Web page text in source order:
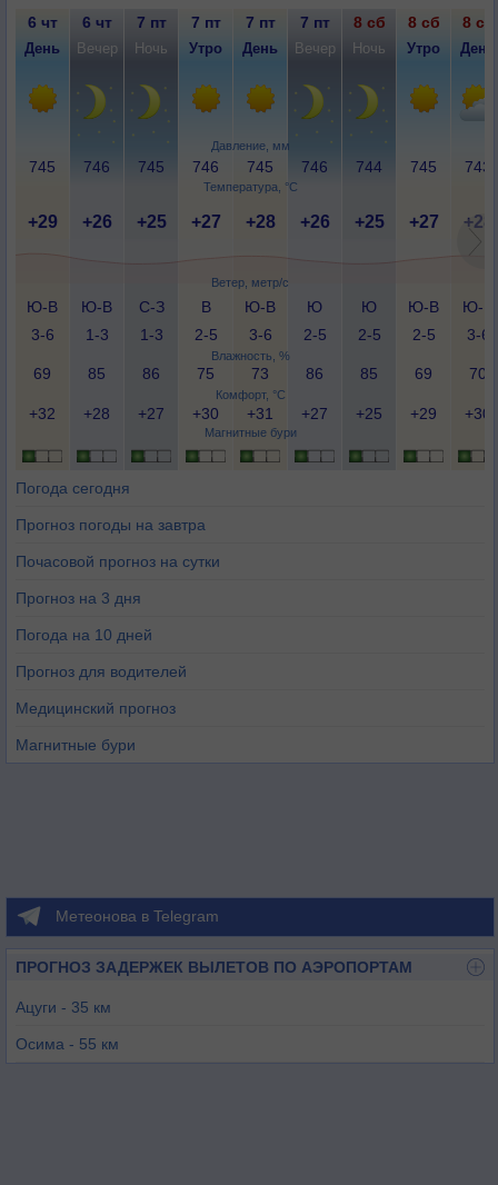
Давление, мм
Температура, °C
Ветер, метр/с
Влажность, %
Комфорт, °C
Магнитные бури
6 чт 6 чт 7 пт 7 пт 7 пт 7 пт 8 сб 8 сб 8 сб
День Вечер Ночь Утро День Вечер Ночь Утро День
745 746 745 746 745 746 744 745 743
+29 +26 +25 +27 +28 +26 +25 +27 +28
Ю-В
3-6
Ю-В
1-3
С-З
1-3
В
2-5
Ю-В
3-6
Ю
2-5
Ю
2-5
Ю-В
2-5
Ю-В
3-6
69 85 86 75 73 86 85 69 70
+32 +28 +27 +30 +31 +27 +25 +29 +30
Погода сегодня
Прогноз погоды на завтра
Почасовой прогноз на сутки
Прогноз на 3 дня
Погода на 10 дней
Прогноз для водителей
Медицинский прогноз
Магнитные бури
Метеонова в Telegram
ПРОГНОЗ ЗАДЕРЖЕК ВЫЛЕТОВ ПО АЭРОПОРТАМ
Ацуги - 35 км
Осима - 55 км